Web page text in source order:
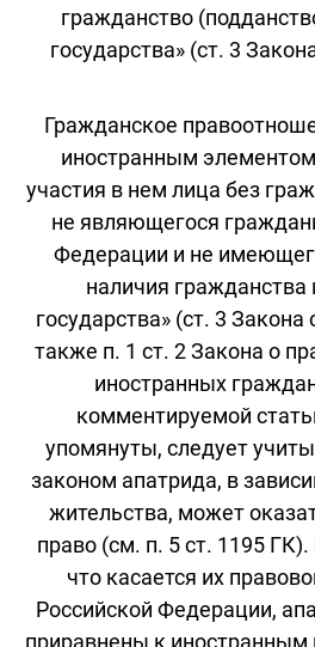
гражданство
государства» (ст. 3
Гражданское
иностранным
участия в нем лица без
не являющегося
Федерации и не
наличия гражданства
государства» (ст. 3
также п. 1 ст. 2 Закона о
иностранных
комментируемой
упомянуты, следует
законом апатрида, в
жительства, может
право (см. п. 5 ст. 1195
что касается их
Российской Федерации,
приравнены к